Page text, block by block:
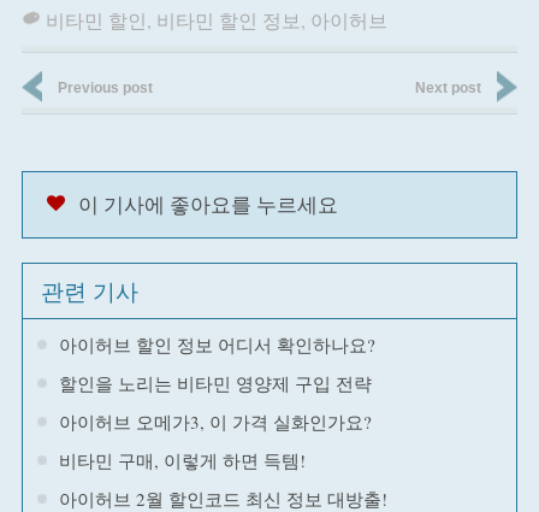
비타민 할인, 비타민 할인 정보, 아이허브
Previous post Next post
이 기사에 좋아요를 누르세요
관련 기사
아이허브 할인 정보 어디서 확인하나요?
할인을 노리는 비타민 영양제 구입 전략
아이허브 오메가3, 이 가격 실화인가요?
비타민 구매, 이렇게 하면 득템!
아이허브 2월 할인코드 최신 정보 대방출!